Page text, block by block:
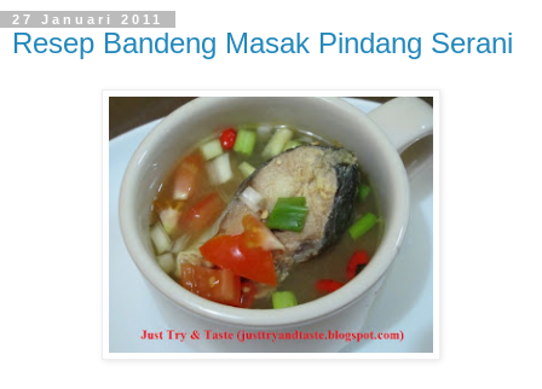
27 Januari 2011
Resep Bandeng Masak Pindang Serani